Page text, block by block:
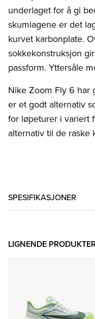
underlaget for å gi
skumlagene er det
kurvet karbonplate.
sokkekonstruksjon
passform. Yttersåle
Nike Zoom Fly 6 har
er et godt alternativ
for løpeturer i variert
alternativ til de raske
SPESIFIKASJONER
LIGNENDE